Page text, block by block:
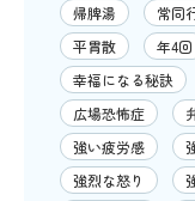
帰脾湯
常同
平胃散
年4回
幸福になる秘訣
広場恐怖症
強い疲労感
強烈な怒り